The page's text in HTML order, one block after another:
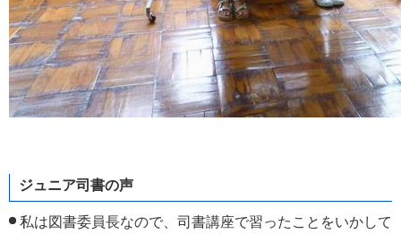
ジュニア司書の声
私は図書委員長なので、司書講座で習ったことをいかして